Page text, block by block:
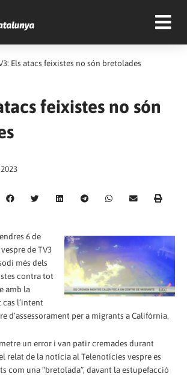
Els atacs feixistes no són bretolades
feixistes no són
6 de
de TV3
més dels
contra tot
amb la
cas l’intent
d’assessorament per a migrants a Califòrnia.
un error i van patir cremades durant
relat de la notícia al Telenotícies vespre es
com una “bretolada”, davant la estupefacció